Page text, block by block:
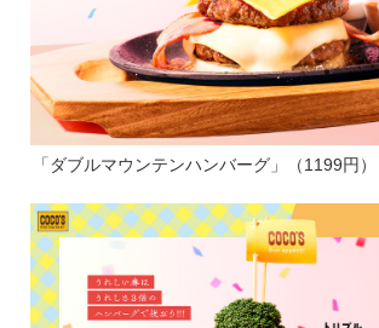
「ダブルマウンテンハンバーグ」（1199円）